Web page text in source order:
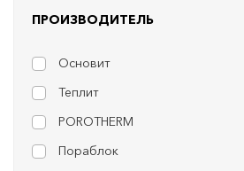
ПРОИЗВОДИТЕЛЬ
Основит
Теплит
POROTHERM
Пораблок